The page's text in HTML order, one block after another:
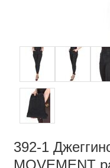
392-1
MOVEMENT